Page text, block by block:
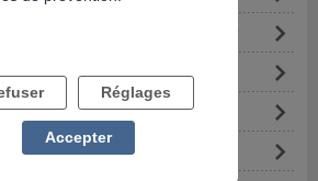
vous allez gagner, si oui pourquoi?
arrêter de jouer de l argent svp
Réglages
Accepter